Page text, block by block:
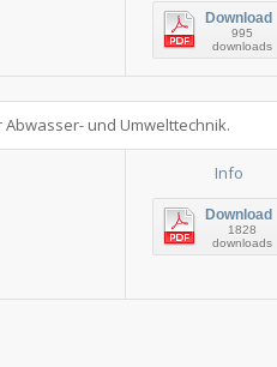
Download
995
downloads
und Umwelttechnik.
Info
Download
1828
downloads